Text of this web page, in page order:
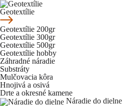
Geotextílie
Geotextílie 200gr
Geotextílie 300gr
Geotextílie 500gr
Geotextílie hobby
Záhradné náradie
Substráty
Mulčovacia kôra
Hnojivá a osivá
Drte a okresné kamene
Náradie do dielne